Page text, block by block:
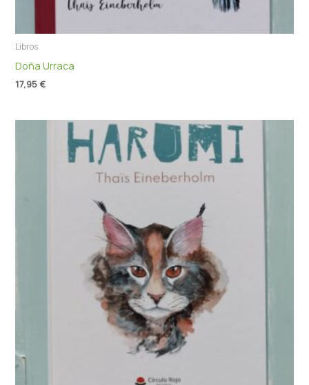
Libros
Doña Urraca
17,95 €